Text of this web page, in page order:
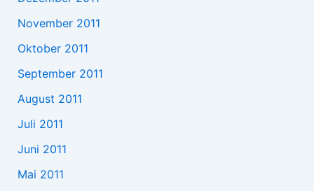
November 2011
Oktober 2011
September 2011
August 2011
Juli 2011
Juni 2011
Mai 2011